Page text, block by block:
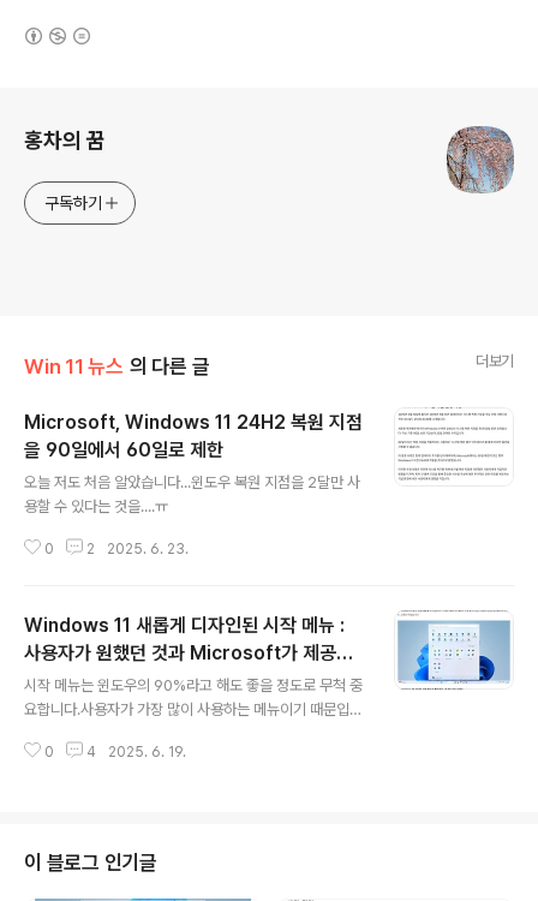
홍차의 꿈
구독하기
Win 11 뉴스 의 다른 글 더보기
Microsoft, Windows 11 24H2 복원 지점
을 90일에서 60일로 제한
오늘 저도 처음 알았습니다...윈도우 복원 지점을 2달만 사
용할 수 있다는 것을....ㅠ
0 2 2025. 6. 23.
Windows 11 새롭게 디자인된 시작 메뉴 :
사용자가 원했던 것과 Microsoft가 제공한
것
시작 메뉴는 윈도우의 90%라고 해도 좋을 정도로 무척 중
요합니다.사용자가 가장 많이 사용하는 메뉴이기 때문입니
가 그 윈도우의 성패를 가늠할 정도입니다. 아래에 보시면
니다.그케되면 윈도우의 차별성도 떨어지고 신선한 맛도
없기 때문이기하구요...
0 4 2025. 6. 19.
이 블로그 인기글